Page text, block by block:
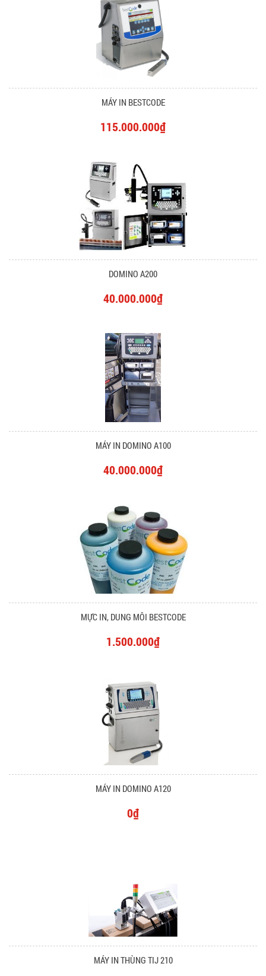
MÁY IN BESTCODE
115.000.000₫
DOMINO A200
40.000.000₫
MÁY IN DOMINO A100
40.000.000₫
MỰC IN, DUNG MÔI BESTCODE
1.500.000₫
MÁY IN DOMINO A120
0₫
MÁY IN THÙNG TIJ 210